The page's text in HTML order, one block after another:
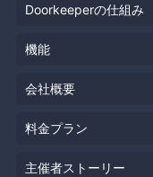
Doorkeeperの仕組み
機能
会社概要
料金プラン
主催者ストーリー